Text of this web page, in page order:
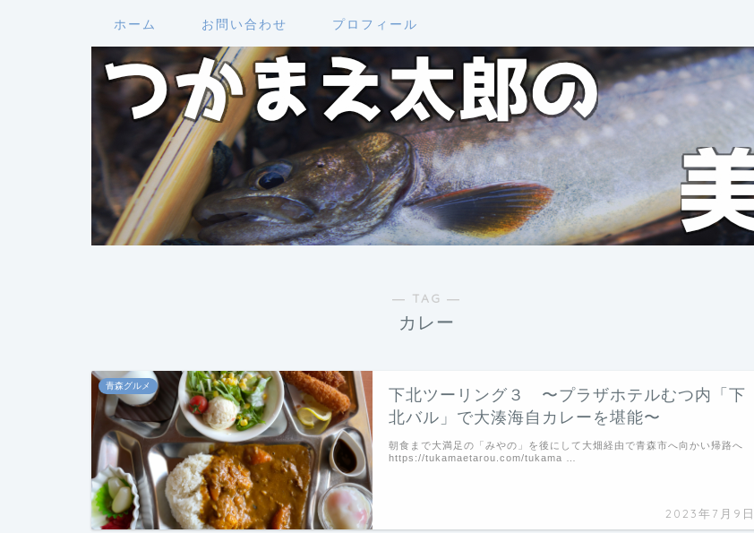
ホーム お問い合わせ プロフィール
― TAG ―
カレー
青森グルメ
下北ツーリング３ 〜プラザホテルむつ内「下
北バル」で大湊海自カレーを堪能〜
2023年7月9日
朝食まで大満足の「みやの」を後にして大畑経由で青森市へ向かい帰路へ
https://tukamaetarou.com/tukama …